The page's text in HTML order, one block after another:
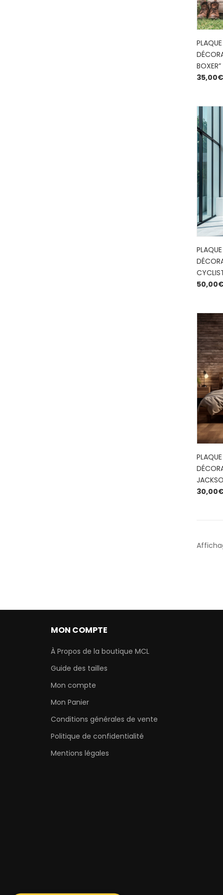
BOXER”
35,00€
50,00
30,00
MON COMPTE
À Propos de la boutique MCL
Guide des tailles
Mon compte
Mon Panier
Conditions générales de vente
Politique de confidentialité
Mentions légales